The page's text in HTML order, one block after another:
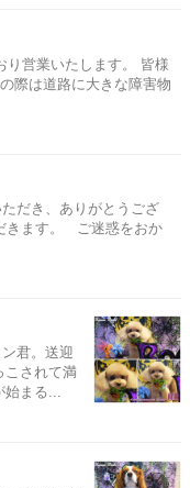
営業いたします。 皆様
際は道路に大きな障害物
だき、ありがとうござ
きます。 ご迷惑をおか
君。送迎
こされて満
まる...